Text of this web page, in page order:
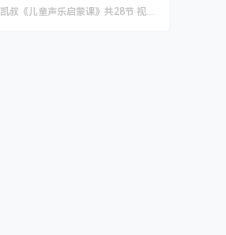
凯叔《儿童声乐启蒙课》共28节 视频课程